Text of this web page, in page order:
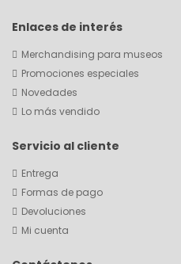
Enlaces de interés
Merchandising para museos
Promociones especiales
Novedades
Lo más vendido
Servicio al cliente
Entrega
Formas de pago
Devoluciones
Mi cuenta